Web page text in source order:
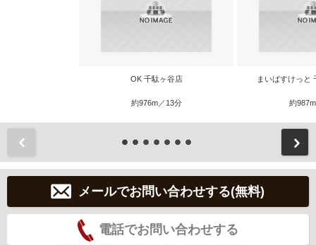
OK 千駄ヶ谷店
約976m／13分
まいばすけっと
約
メールでお問い合わせする(無料)
電話でお問い合わせする